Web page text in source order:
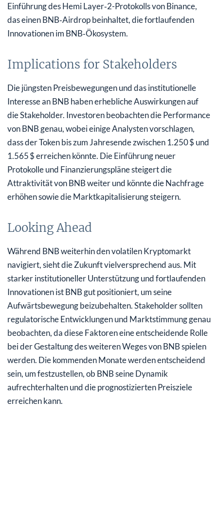
Einführung des Hemi Layer‑2-Protokolls von Binance,
das einen BNB‑Airdrop beinhaltet, die fortlaufenden
Innovationen im BNB‑Ökosystem.
Implications for Stakeholders
Die jüngsten Preisbewegungen und das institutionelle
Interesse an BNB haben erhebliche Auswirkungen auf
die Stakeholder. Investoren beobachten die Performance
von BNB genau, wobei einige Analysten vorschlagen,
dass der Token bis zum Jahresende zwischen 1.250 $ und
1.565 $ erreichen könnte. Die Einführung neuer
Protokolle und Finanzierungspläne steigert die
Attraktivität von BNB weiter und könnte die Nachfrage
erhöhen sowie die Marktkapitalisierung steigern.
Looking Ahead
Während BNB weiterhin den volatilen Kryptomarkt
navigiert, sieht die Zukunft vielversprechend aus. Mit
starker institutioneller Unterstützung und fortlaufenden
Innovationen ist BNB gut positioniert, um seine
Aufwärtsbewegung beizubehalten. Stakeholder sollten
regulatorische Entwicklungen und Marktstimmung genau
beobachten, da diese Faktoren eine entscheidende Rolle
bei der Gestaltung des weiteren Weges von BNB spielen
werden. Die kommenden Monate werden entscheidend
sein, um festzustellen, ob BNB seine Dynamik
aufrechterhalten und die prognostizierten Preisziele
erreichen kann.